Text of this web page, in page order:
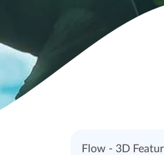
Flow - 3D